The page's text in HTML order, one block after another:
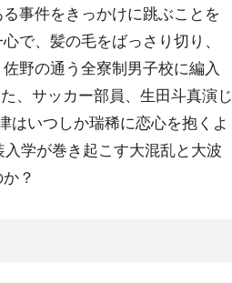
事件をきっかけに跳ぶことを
で、髪の毛をばっさり切り、
野の通う全寮制男子校に編入
、サッカー部員、生田斗真演じ
はいつしか瑞稀に恋心を抱くよ
学が巻き起こす大混乱と大波
？